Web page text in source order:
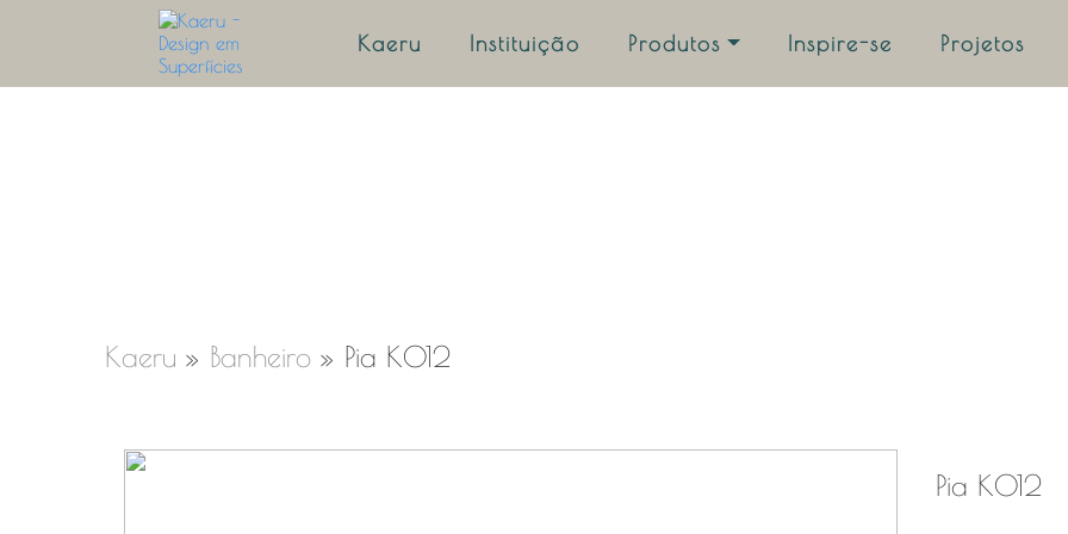
Kaeru Instituição Produtos Inspire-se Projetos
Kaeru » Banheiro » Pia K012
Pia K012